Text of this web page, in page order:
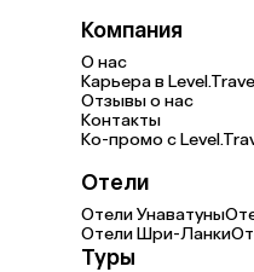
Компания
О нас
Карьера в
Отзывы о нас
Контакты
Ко-промо с
Отели
Отели Унаватуны
Отели Шри-Ланки
Туры